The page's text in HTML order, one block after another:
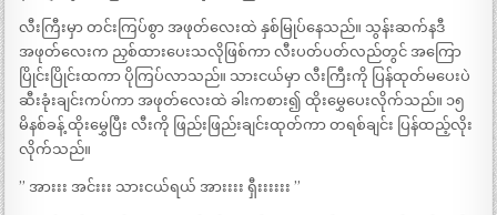
လီးကြီးမှာ တင်းကြပ်စွာ အဖုတ်လေးထဲ နှစ်မြုပ်နေသည်။ သွန်းဆက်နဒီ
အဖုတ်လေးက ညှစ်ထားပေးသလိုဖြစ်ကာ လီးပတ်ပတ်လည်တွင် အကြော
ပြိုင်းပြိုင်းထကာ ပိုကြပ်လာသည်။ သားငယ်မှာ လီးကြီးကို ပြန်ထုတ်မပေးပဲ
ဆီးခုံးချင်းကပ်ကာ အဖုတ်လေးထဲ ခါးကစား၍ ထိုးမွှေပေးလိုက်သည်။ ၁၅
မိနစ်ခန့် ထိုးမွှေပြီး လီးကို ဖြည်းဖြည်းချင်းထုတ်ကာ တရစ်ချင်း ပြန်ထည့်လိုး
လိုက်သည်။
” အားးး အင်းးး သားငယ်ရယ် အားးးး ရှီးးးးးး ”